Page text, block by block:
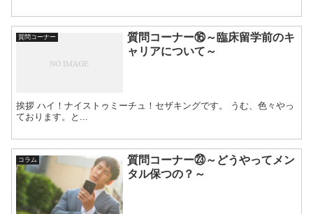
質問コーナー
質問コーナー⑯～臨床留学前のキ
ャリアについて～
挨拶 ハイ！ナイストゥミーチュ！セザキングです。 うむ、色々やっ
ております。と...
コラム
質問コーナー㉓～どうやってメン
タル保つの？～